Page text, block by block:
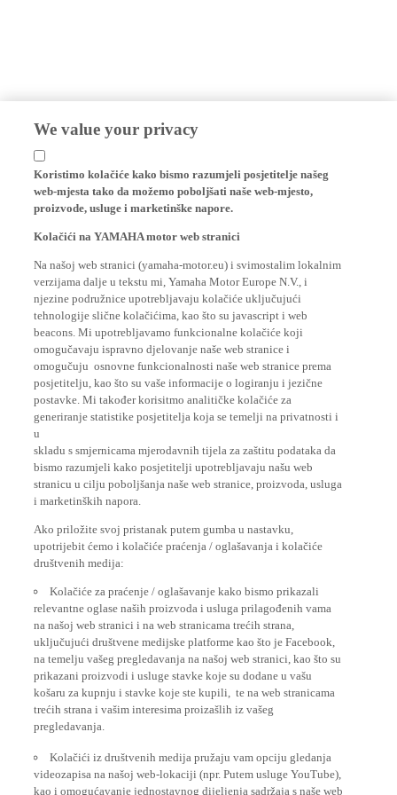
We value your privacy
Koristimo kolačiće kako bismo razumjeli posjetitelje našeg
web-mjesta tako da možemo poboljšati naše web-mjesto,
proizvode, usluge i marketinške napore.
Kolačići na YAMAHA motor web stranici
Na našoj web stranici (yamaha-motor.eu) i svimostalim lokalnim
verzijama dalje u tekstu mi, Yamaha Motor Europe N.V., i
njezine podružnice upotrebljavaju kolačiće uključujući
tehnologije slične kolačićima, kao što su javascript i web
beacons. Mi upotrebljavamo funkcionalne kolačiće koji
omogučavaju ispravno djelovanje naše web stranice i
omogučuju osnovne funkcionalnosti naše web stranice prema
posjetitelju, kao što su vaše informacije o logiranju i jezične
postavke. Mi također korisitmo analitičke kolačiće za
generiranje statistike posjetitelja koja se temelji na privatnosti i
u
skladu s smjernicama mjerodavnih tijela za zaštitu podataka da
bismo razumjeli kako posjetitelji upotrebljavaju našu web
stranicu u cilju poboljšanja naše web stranice, proizvoda, usluga
i marketinških napora.
Ako priložite svoj pristanak putem gumba u nastavku,
upotrijebit ćemo i kolačiće praćenja / oglašavanja i kolačiće
društvenih medija:
Kolačiće za praćenje / oglašavanje kako bismo prikazali
relevantne oglase naših proizvoda i usluga prilagođenih vama
na našoj web stranici i na web stranicama trećih strana,
uključujući društvene medijske platforme kao što je Facebook,
na temelju vašeg pregledavanja na našoj web stranici, kao što su
prikazani proizvodi i usluge stavke koje su dodane u vašu
košaru za kupnju i stavke koje ste kupili, te na web stranicama
trećih strana i vašim interesima proizašlih iz vašeg
pregledavanja.
Kolačići iz društvenih medija pružaju vam opciju gledanja
videozapisa na našoj web-lokaciji (npr. Putem usluge YouTube),
kao i omogućavanje jednostavnog dijeljenja sadržaja s naše web